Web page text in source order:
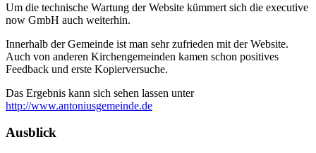
Um die technische Wartung der Website kümmert sich die executive
now GmbH auch weiterhin.
Innerhalb der Gemeinde ist man sehr zufrieden mit der Website.
Auch von anderen Kirchengemeinden kamen schon positives
Feedback und erste Kopierversuche.
Das Ergebnis kann sich sehen lassen unter
http://www.antoniusgemeinde.de
Ausblick